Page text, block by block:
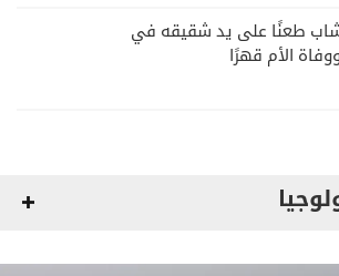
طعنًا على يد شقيقه في
الأم قهرًا